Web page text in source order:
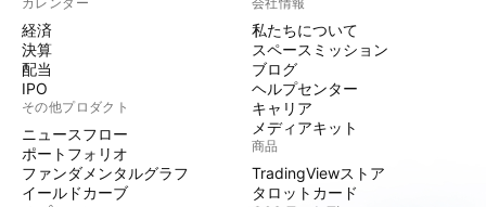
経済
決算
配当
IPO
その他プロダクト
ニュースフロー
ポートフォリオ
ファンダメンタルグラフ
イールドカーブ
私たちについて
スペースミッション
ブログ
ヘルプセンター
キャリア
メディアキット
商品
TradingViewストア
タロットカード